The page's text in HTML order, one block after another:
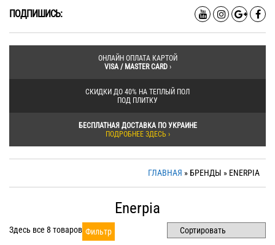
ПОДПИШИСЬ:
ОНЛАЙН ОПЛАТА КАРТОЙ
VISA / MASTER CARD›
СКИДКИ ДО 40% НА ТЕПЛЫЙ ПОЛ
ПОД ПЛИТКУ
БЕСПЛАТНАЯ ДОСТАВКА ПО УКРАИНЕ
ПОДРОБНЕЕ ЗДЕСЬ ›
ГЛАВНАЯ » БРЕНДЫ » ENERPIA
Enerpia
Здесь все 8 товаров Фильтр